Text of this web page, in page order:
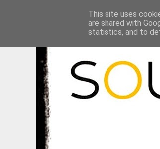
This site uses
are shared with
statistics, and to